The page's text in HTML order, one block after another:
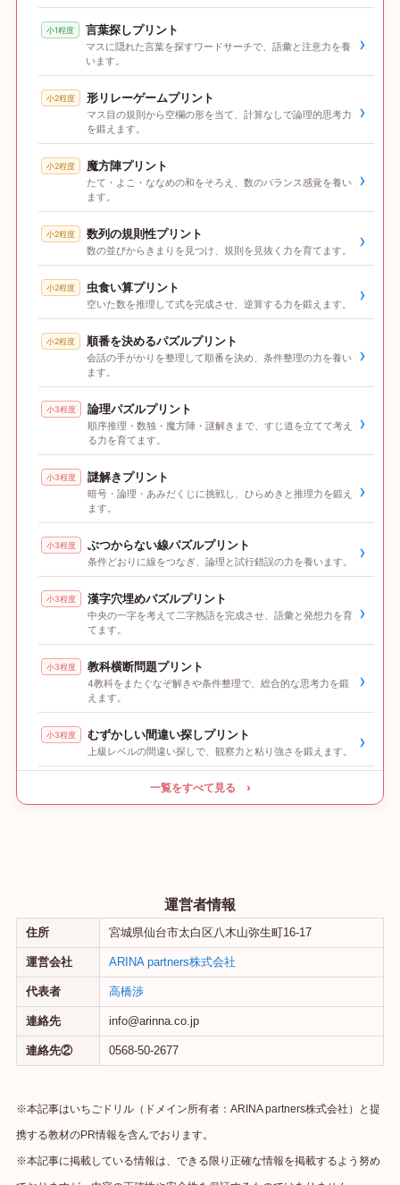
小1程度 言葉探しプリント
マスに隠れた言葉を探すワードサーチで、語彙と注意力を養
います。
›
小2程度 形リレーゲームプリント
マス目の規則から空欄の形を当て、計算なしで論理的思考力
を鍛えます。
›
小2程度 魔方陣プリント
たて・よこ・ななめの和をそろえ、数のバランス感覚を養い
ます。
›
小2程度 数列の規則性プリント
数の並びからきまりを見つけ、規則を見抜く力を育てます。 ›
小2程度 虫食い算プリント
空いた数を推理して式を完成させ、逆算する力を鍛えます。 ›
小2程度 順番を決めるパズルプリント
会話の手がかりを整理して順番を決め、条件整理の力を養い
ます。
›
小3程度 論理パズルプリント
順序推理・数独・魔方陣・謎解きまで、すじ道を立てて考え
る力を育てます。
›
小3程度 謎解きプリント
暗号・論理・あみだくじに挑戦し、ひらめきと推理力を鍛え
ます。
›
小3程度 ぶつからない線パズルプリント
条件どおりに線をつなぎ、論理と試行錯誤の力を養います。 ›
小3程度 漢字穴埋めパズルプリント
中央の一字を考えて二字熟語を完成させ、語彙と発想力を育
てます。
›
小3程度 教科横断問題プリント
4教科をまたぐなぞ解きや条件整理で、総合的な思考力を鍛
えます。
›
小3程度 むずかしい間違い探しプリント
上級レベルの間違い探しで、観察力と粘り強さを鍛えます。 ›
一覧をすべて見る ›
運営者情報
住所 宮城県仙台市太白区八木山弥生町16-17
運営会社 ARINA partners株式会社
代表者 高橋渉
連絡先 info@arinna.co.jp
連絡先② 0568-50-2677
※本記事はいちごドリル（ドメイン所有者：ARINA partners株式会社）と提
携する教材のPR情報を含んでおります。
※本記事に掲載している情報は、できる限り正確な情報を掲載するよう努め